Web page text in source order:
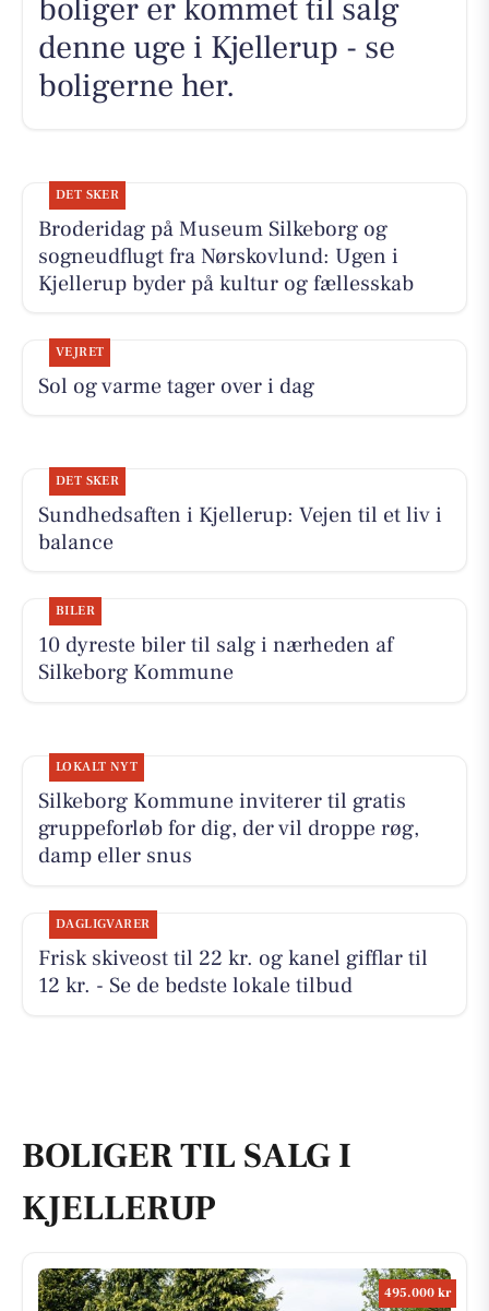
boliger er kommet til salg
denne uge i Kjellerup - se
boligerne her.
DET SKER
Broderidag på Museum Silkeborg og
sogneudflugt fra Nørskovlund: Ugen i
Kjellerup byder på kultur og fællesskab
VEJRET
Sol og varme tager over i dag
DET SKER
Sundhedsaften i Kjellerup: Vejen til et liv i
balance
BILER
10 dyreste biler til salg i nærheden af
Silkeborg Kommune
LOKALT NYT
Silkeborg Kommune inviterer til gratis
gruppeforløb for dig, der vil droppe røg,
damp eller snus
DAGLIGVARER
Frisk skiveost til 22 kr. og kanel gifflar til
12 kr. - Se de bedste lokale tilbud
BOLIGER TIL SALG I
KJELLERUP
495.000 kr